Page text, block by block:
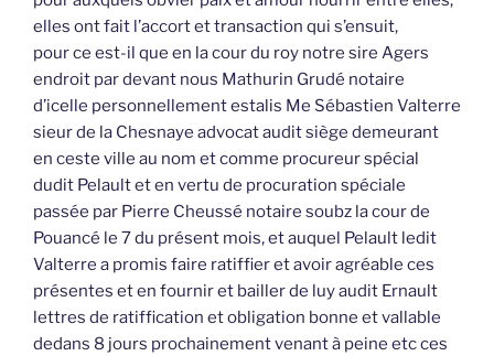
elles ont fait l’accort et transaction qui s’ensuit,
pour ce est-il que en la cour du roy notre sire Agers
endroit par devant nous Mathurin Grudé notaire
d’icelle personnellement estalis Me Sébastien Valterre
sieur de la Chesnaye advocat audit siège demeurant
en ceste ville au nom et comme procureur spécial
dudit Pelault et en vertu de procuration spéciale
passée par Pierre Cheussé notaire soubz la cour de
Pouancé le 7 du présent mois, et auquel Pelault ledit
Valterre a promis faire ratiffier et avoir agréable ces
présentes et en fournir et bailler de luy audit Ernault
lettres de ratiffication et obligation bonne et vallable
dedans 8 jours prochainement venant à peine etc ces